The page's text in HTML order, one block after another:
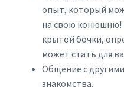
опыт, который
на свою конюшню!
крытой бочки,
может стать для
Общение с
знакомства.